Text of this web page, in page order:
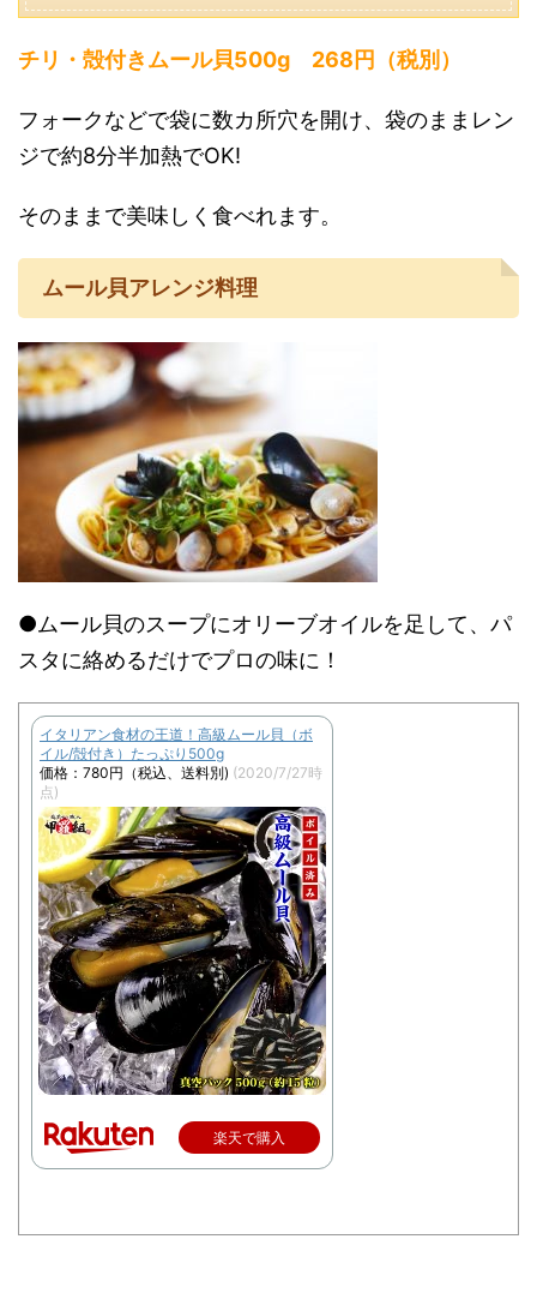
チリ・殻付きムール貝500g 268円（税別）
フォークなどで袋に数カ所穴を開け、袋のままレン
ジで約8分半加熱でOK!
そのままで美味しく食べれます。
ムール貝アレンジ料理
●ムール貝のスープにオリーブオイルを足して、パ
スタに絡めるだけでプロの味に！
イタリアン食材の王道！高級ムール貝（ボ
イル/殻付き）たっぷり500g
価格：780円（税込、送料別) (2020/7/27時
点)
楽天で購入